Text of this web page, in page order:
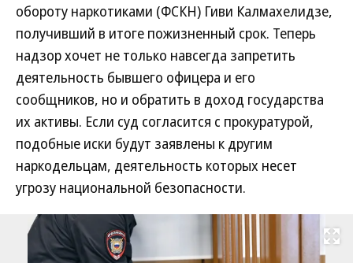
обороту наркотиками (ФСКН) Гиви Калмахелидзе,
получивший в итоге пожизненный срок. Теперь
надзор хочет не только навсегда запретить
деятельность бывшего офицера и его
сообщников, но и обратить в доход государства
их активы. Если суд согласится с прокуратурой,
подобные иски будут заявлены к другим
наркодельцам, деятельность которых несет
угрозу национальной безопасности.
Развернуть